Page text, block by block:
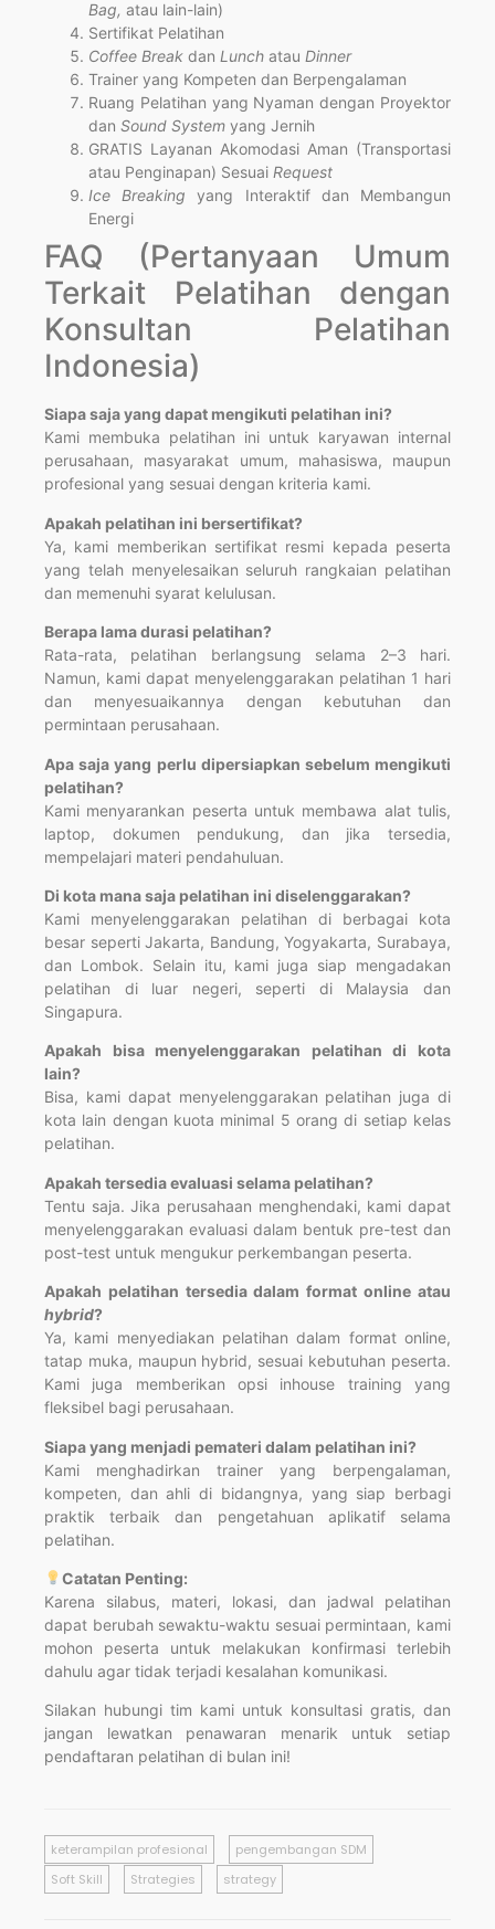
Bag, atau lain-lain)
Sertifikat Pelatihan
Coffee Break dan Lunch atau Dinner
Trainer yang Kompeten dan Berpengalaman
Ruang Pelatihan yang Nyaman dengan Proyektor
dan Sound System yang Jernih
GRATIS Layanan Akomodasi Aman (Transportasi
atau Penginapan) Sesuai Request
Ice Breaking yang Interaktif dan Membangun
Energi
FAQ (Pertanyaan Umum
Terkait Pelatihan dengan
Konsultan Pelatihan
Indonesia)
Siapa saja yang dapat mengikuti pelatihan ini?
Kami membuka pelatihan ini untuk karyawan internal
perusahaan, masyarakat umum, mahasiswa, maupun
profesional yang sesuai dengan kriteria kami.
Apakah pelatihan ini bersertifikat?
Ya, kami memberikan sertifikat resmi kepada peserta
yang telah menyelesaikan seluruh rangkaian pelatihan
dan memenuhi syarat kelulusan.
Berapa lama durasi pelatihan?
Rata-rata, pelatihan berlangsung selama 2–3 hari.
Namun, kami dapat menyelenggarakan pelatihan 1 hari
dan menyesuaikannya dengan kebutuhan dan
permintaan perusahaan.
Apa saja yang perlu dipersiapkan sebelum mengikuti
pelatihan?
Kami menyarankan peserta untuk membawa alat tulis,
laptop, dokumen pendukung, dan jika tersedia,
mempelajari materi pendahuluan.
Di kota mana saja pelatihan ini diselenggarakan?
Kami menyelenggarakan pelatihan di berbagai kota
besar seperti Jakarta, Bandung, Yogyakarta, Surabaya,
dan Lombok. Selain itu, kami juga siap mengadakan
pelatihan di luar negeri, seperti di Malaysia dan
Singapura.
Apakah bisa menyelenggarakan pelatihan di kota
lain?
Bisa, kami dapat menyelenggarakan pelatihan juga di
kota lain dengan kuota minimal 5 orang di setiap kelas
pelatihan.
Apakah tersedia evaluasi selama pelatihan?
Tentu saja. Jika perusahaan menghendaki, kami dapat
menyelenggarakan evaluasi dalam bentuk pre-test dan
post-test untuk mengukur perkembangan peserta.
Apakah pelatihan tersedia dalam format online atau
hybrid?
Ya, kami menyediakan pelatihan dalam format online,
tatap muka, maupun hybrid, sesuai kebutuhan peserta.
Kami juga memberikan opsi inhouse training yang
fleksibel bagi perusahaan.
Siapa yang menjadi pemateri dalam pelatihan ini?
Kami menghadirkan trainer yang berpengalaman,
kompeten, dan ahli di bidangnya, yang siap berbagi
praktik terbaik dan pengetahuan aplikatif selama
pelatihan.
Catatan Penting:
Karena silabus, materi, lokasi, dan jadwal pelatihan
dapat berubah sewaktu-waktu sesuai permintaan, kami
mohon peserta untuk melakukan konfirmasi terlebih
dahulu agar tidak terjadi kesalahan komunikasi.
Silakan hubungi tim kami untuk konsultasi gratis, dan
jangan lewatkan penawaran menarik untuk setiap
pendaftaran pelatihan di bulan ini!
keterampilan profesional
pengembangan SDM
Soft Skill
Strategies strategy